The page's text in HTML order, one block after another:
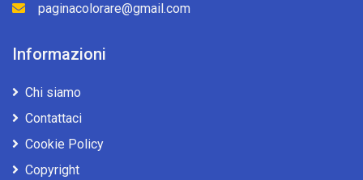
paginacolorare@gmail.com
Informazioni
Chi siamo
Contattaci
Cookie Policy
Copyright